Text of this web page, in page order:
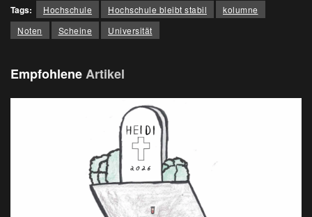
Tags: Hochschule Hochschule bleibt stabil
kolumne
Noten
Scheine Universität
EmpfohleneArtikel